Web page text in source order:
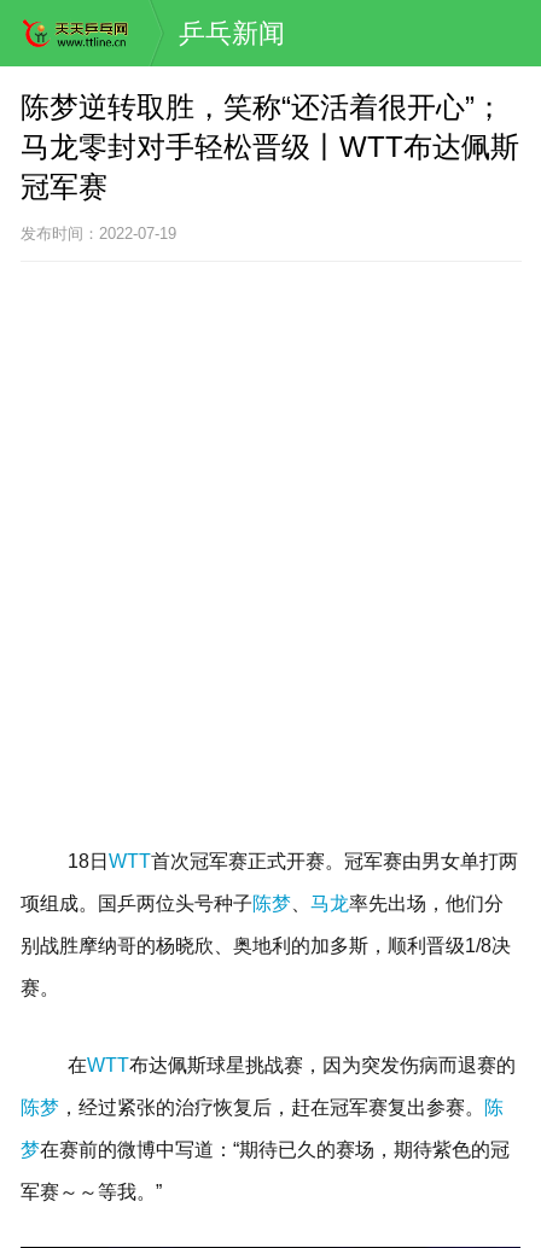
乒乓新闻
陈梦逆转取胜，笑称“还活着很开心”；
马龙零封对手轻松晋级丨WTT布达佩斯
冠军赛
发布时间：2022-07-19
18日WTT首次冠军赛正式开赛。冠军赛由男女单打两
项组成。国乒两位头号种子陈梦、 马龙率先出场，他们分
别战胜摩纳哥的杨晓欣、奥地利的加多斯，顺利晋级1/8决
赛。
在WTT布达佩斯球星挑战赛，因为突发伤病而退赛的
陈梦，经过紧张的治疗恢复后，赶在冠军赛复出参赛。 陈
梦在赛前的微博中写道：“期待已久的赛场，期待紫色的冠
军赛～～等我。”